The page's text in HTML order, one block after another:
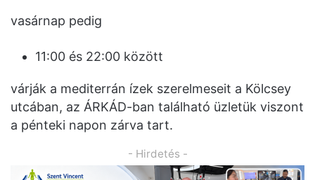
vasárnap pedig
11:00 és 22:00 között
várják a mediterrán ízek szerelmeseit a Kölcsey
utcában, az ÁRKÁD-ban található üzletük viszont
a pénteki napon zárva tart.
- Hirdetés -